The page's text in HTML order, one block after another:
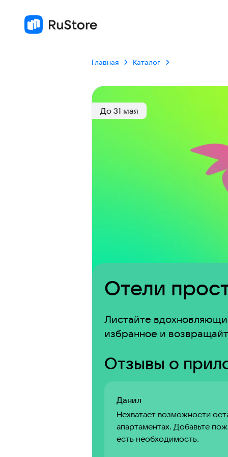
Главная Каталог
До 31 мая
Отели
Листайте
избранное и
Отзывы о
Данил
Нехватает возможности
апартаментах. Добавьте
есть необходимость.